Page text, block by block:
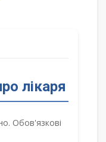
лікаря
Обов'язкові